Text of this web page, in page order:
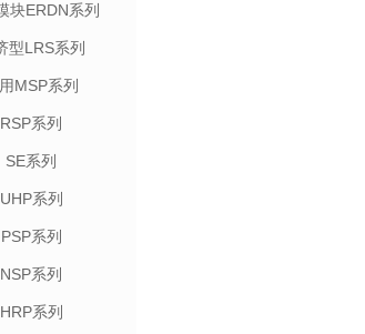
块ERDN系列
型LRS系列
MSP系列
RSP系列
SE系列
UHP系列
PSP系列
NSP系列
HRP系列